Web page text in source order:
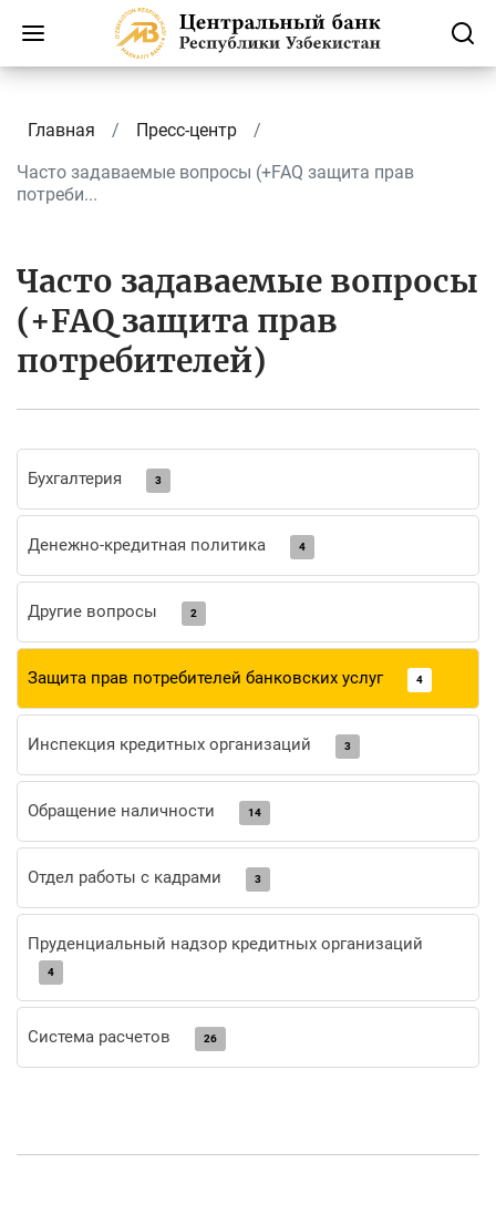
Главная
Пресс-центр
Часто задаваемые вопросы (+FAQ защита прав
потреби...
Часто задаваемые вопросы
(+FAQ защита прав
потребителей)
Бухгалтерия 3
Денежно-кредитная политика 4
Другие вопросы 2
Защита прав потребителей банковских услуг 4
Инспекция кредитных организаций 3
Обращение наличности 14
Отдел работы с кадрами 3
Пруденциальный надзор кредитных организаций
4
Система расчетов 26